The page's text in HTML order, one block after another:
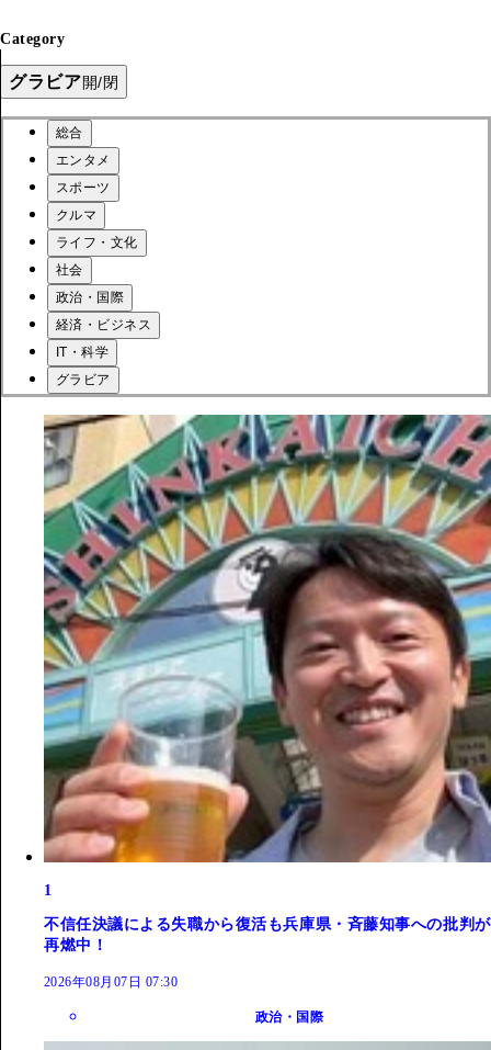
Category
グラビア開/閉
総合
エンタメ
スポーツ
クルマ
ライフ・文化
社会
政治・国際
経済・ビジネス
IT・科学
グラビア
1
不信任決議による失職から復活も兵庫県・斉藤知事への批判が
再燃中！
2026年08月07日 07:30
政治・国際